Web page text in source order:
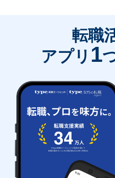
転職
アプリ 1